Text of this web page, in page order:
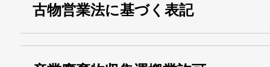
古物営業法に基づく表記